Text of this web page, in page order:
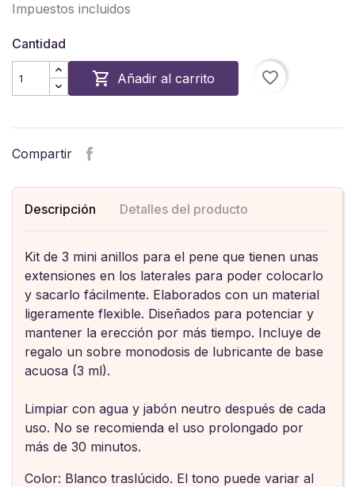
Impuestos incluidos
Cantidad
 Añadir al carrito favorite_border
Compartir
Descripción Detalles del producto
Kit de 3 mini anillos para el pene que tienen unas
extensiones en los laterales para poder colocarlo
y sacarlo fácilmente. Elaborados con un material
ligeramente flexible. Diseñados para potenciar y
mantener la erección por más tiempo. Incluye de
regalo un sobre monodosis de lubricante de base
acuosa (3 ml).
Limpiar con agua y jabón neutro después de cada
uso. No se recomienda el uso prolongado por
más de 30 minutos.
Color: Blanco traslúcido. El tono puede variar al